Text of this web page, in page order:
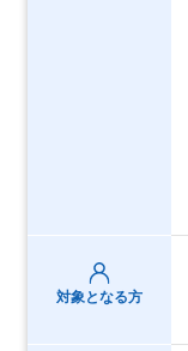
対象となる方